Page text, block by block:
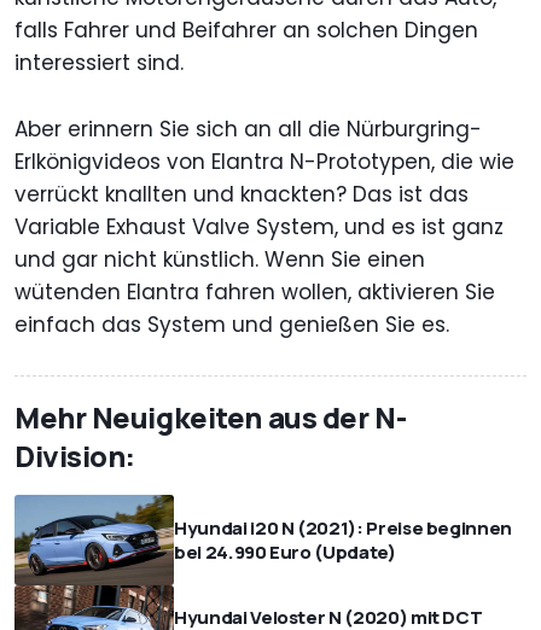
falls Fahrer und Beifahrer an solchen Dingen
interessiert sind.
Aber erinnern Sie sich an all die Nürburgring-
Erlkönigvideos von Elantra N-Prototypen, die wie
verrückt knallten und knackten? Das ist das
Variable Exhaust Valve System, und es ist ganz
und gar nicht künstlich. Wenn Sie einen
wütenden Elantra fahren wollen, aktivieren Sie
einfach das System und genießen Sie es.
Mehr Neuigkeiten aus der N-
Division:
Hyundai i20 N (2021): Preise beginnen
bei 24.990 Euro (Update)
Hyundai Veloster N (2020) mit DCT